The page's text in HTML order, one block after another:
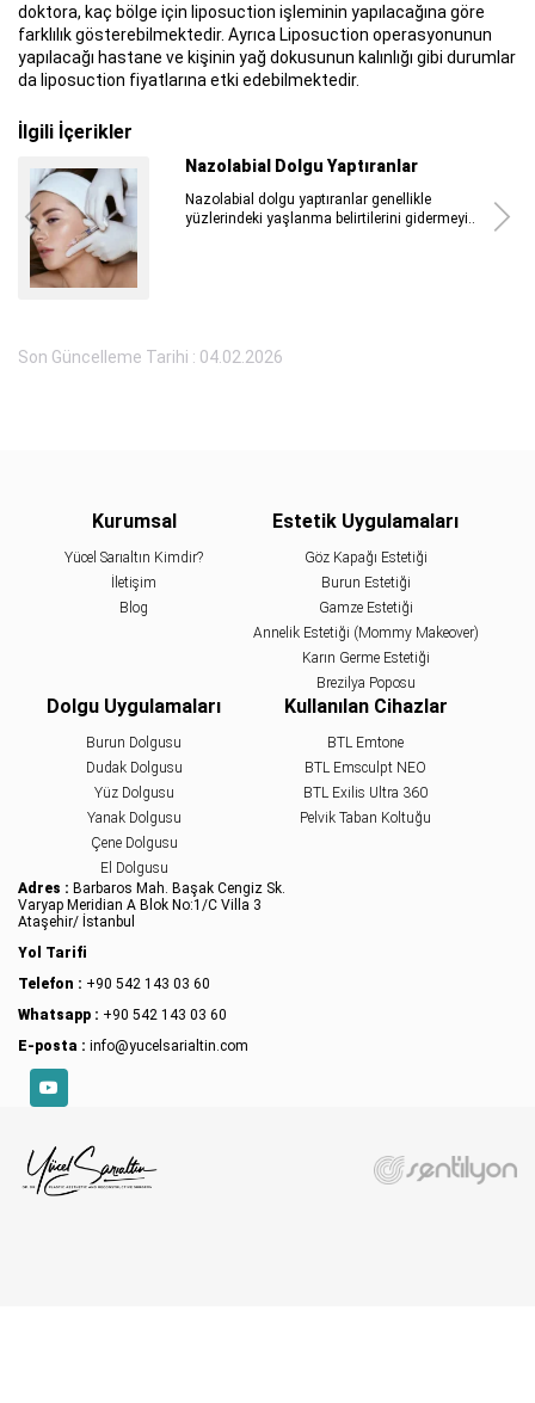
doktora, kaç bölge için liposuction işleminin yapılacağına göre
farklılık gösterebilmektedir. Ayrıca Liposuction operasyonunun
yapılacağı hastane ve kişinin yağ dokusunun kalınlığı gibi durumlar
da liposuction fiyatlarına etki edebilmektedir.
İlgili İçerikler
Nazolabial Dolgu Yaptıranlar
Nazolabial dolgu yaptıranlar genellikle
yüzlerindeki yaşlanma belirtilerini gidermeyi..
Son Güncelleme Tarihi : 04.02.2026
Kurumsal
Yücel Sarıaltın Kimdir?
İletişim
Blog
Estetik Uygulamaları
Göz Kapağı Estetiği
Burun Estetiği
Gamze Estetiği
Annelik Estetiği (Mommy Makeover)
Karın Germe Estetiği
Brezilya Poposu
Dolgu Uygulamaları
Burun Dolgusu
Dudak Dolgusu
Yüz Dolgusu
Yanak Dolgusu
Çene Dolgusu
El Dolgusu
Kullanılan Cihazlar
BTL Emtone
BTL Emsculpt NEO
BTL Exilis Ultra 360
Pelvik Taban Koltuğu
Adres : Barbaros Mah. Başak Cengiz Sk.
Varyap Meridian A Blok No:1/C Villa 3
Ataşehir/ İstanbul
Yol Tarifi
Telefon : +90 542 143 03 60
Whatsapp : +90 542 143 03 60
E-posta : info@yucelsarialtin.com
YouTube